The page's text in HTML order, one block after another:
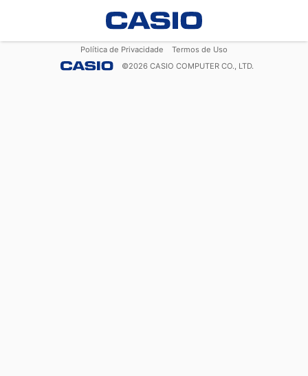
Política de Privacidade
Termos de Uso
©2026 CASIO COMPUTER CO., LTD.